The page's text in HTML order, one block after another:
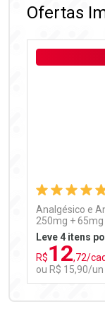
Ofertas
Analgésico e
250mg +
Leve 4 itens
R$12,72/
ou R$ 15,90/un